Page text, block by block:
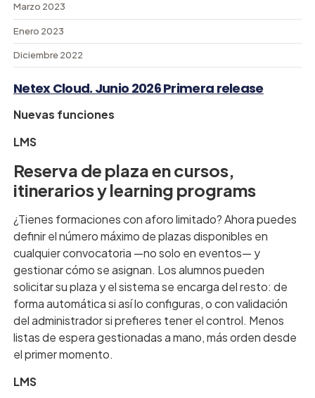
Netex Cloud. Junio 2026 Primera release
Nuevas funciones
LMS
Reserva de plaza en cursos,
itinerarios y learning programs
¿Tienes formaciones con aforo limitado? Ahora puedes
definir el número máximo de plazas disponibles en
cualquier convocatoria —no solo en eventos— y
gestionar cómo se asignan. Los alumnos pueden
solicitar su plaza y el sistema se encarga del resto: de
forma automática si así lo configuras, o con validación
del administrador si prefieres tener el control. Menos
listas de espera gestionadas a mano, más orden desde
el primer momento.
LMS
Marzo 2023
Enero 2023
Diciembre 2022